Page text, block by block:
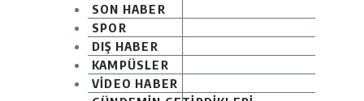
SON HABER
SPOR
DIŞ HABER
KAMPÜSLER
VİDEO HABER